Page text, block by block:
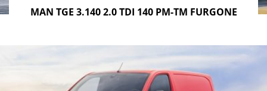
MAN TGE 3.140 2.0 TDI 140 PM-TM FURGONE